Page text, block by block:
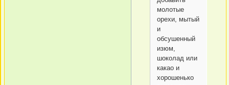
молотые
орехи, мытый
и
обсушенный
изюм,
шоколад или
какао и
хорошенько